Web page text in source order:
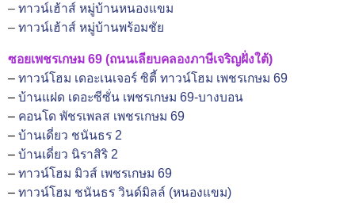
– ทาวน์เฮ้าส์ หมู่บ้านหนองแขม
– ทาวน์เฮ้าส์ หมู่บ้านพร้อมชัย
ซอยเพชรเกษม 69 (ถนนเลียบคลองภาษีเจริญฝั่งใต้)
– ทาวน์โฮม เดอะเนเจอร์ ซิตี้ ทาวน์โฮม เพชรเกษม 69
– บ้านแฝด เดอะซีซั่น เพชรเกษม 69-บางบอน
– คอนโด พัชรเพลส เพชรเกษม 69
– บ้านเดี่ยว ชนันธร 2
– บ้านเดี่ยว นิราสิริ 2
– ทาวน์โฮม มิวส์ เพชรเกษม 69
– ทาวน์โฮม ชนันธร วินด์มิลล์ (หนองแขม)